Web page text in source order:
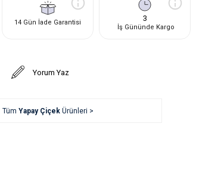
14 Gün İade Garantisi 3
İş Gününde Kargo
Yorum Yaz
Tüm Yapay ÇiçekÜrünleri >